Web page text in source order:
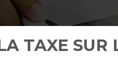
TAXE SUR